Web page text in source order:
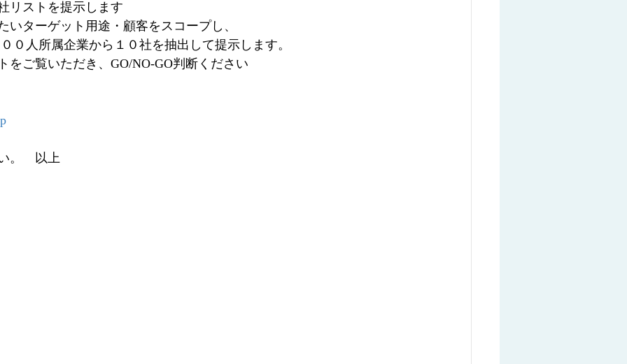
リストを提示します
ターゲット用途・顧客をスコープし、
人所属企業から１０社を抽出して提示します。
ご覧いただき、GO/NO-GO判断ください
。　以上